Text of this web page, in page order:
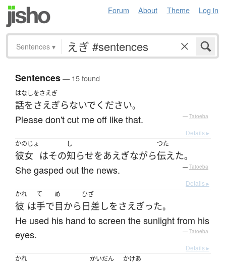
Forum About Theme Log in
Sentences ▾
Sentences— 15 found
はなしをさえぎ
話をさえぎらないでください。
Please don't cut me off like that. — Tatoeba
Details ▸
かのじょ
彼女 はその
し
知らせをあえぎながら
つた
伝えた。
She gasped out the news. — Tatoeba
Details ▸
かれ
彼 は
て
手で
め
目から
ひざ
日差しをさえぎった。
He used his hand to screen the sunlight from his
eyes.
— Tatoeba
Details ▸
かれ
かいだん かけあ